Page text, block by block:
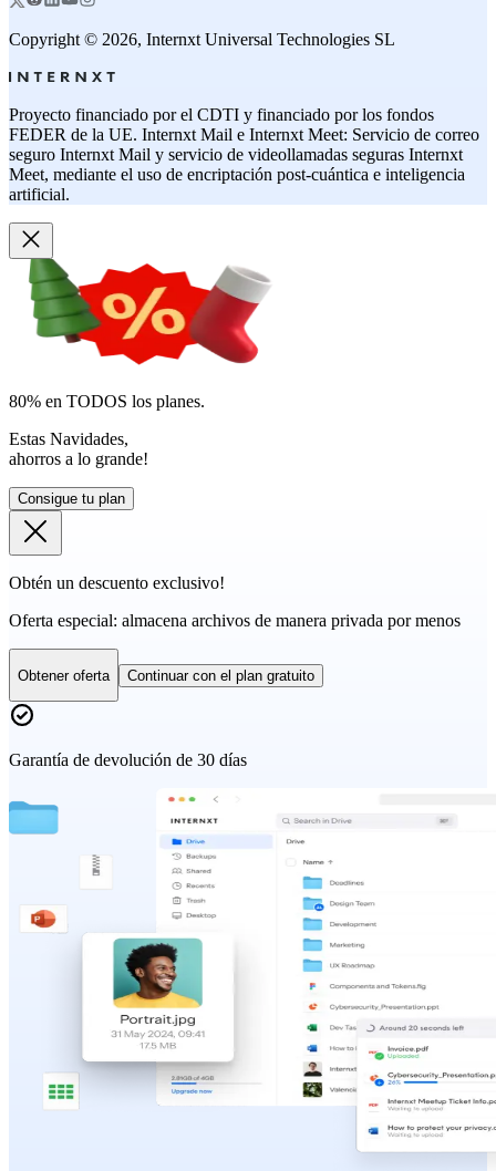
Copyright © 2026, Internxt Universal Technologies SL
Proyecto financiado por el CDTI y financiado por los fondos
FEDER de la UE. Internxt Mail e Internxt Meet: Servicio de correo
seguro Internxt Mail y servicio de videollamadas seguras Internxt
Meet, mediante el uso de encriptación post-cuántica e inteligencia
artificial.
80% en TODOS los planes.
Estas Navidades,
ahorros a lo grande!
Consigue tu plan
Obtén un descuento exclusivo!
Oferta especial: almacena archivos de manera privada por menos
Obtener oferta Continuar con el plan gratuito
Garantía de devolución de 30 días